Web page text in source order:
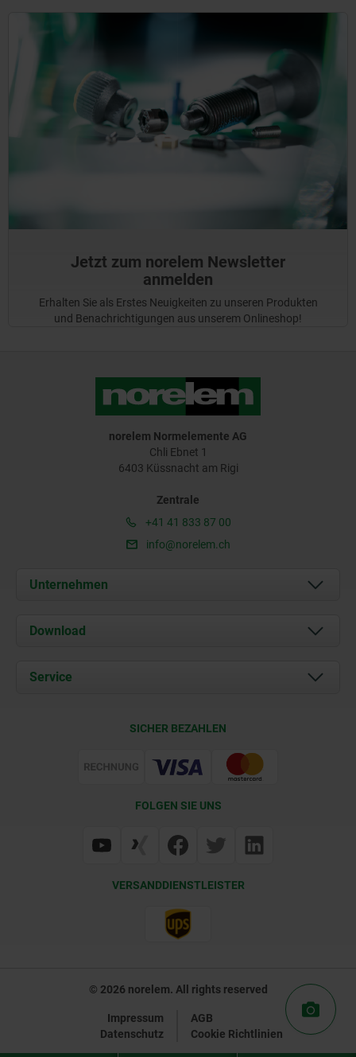
Jetzt zum norelem Newsletter
anmelden
Erhalten Sie als Erstes Neuigkeiten zu unseren Produkten
und Benachrichtigungen aus unserem Onlineshop!
norelem Normelemente AG
Chli Ebnet 1
6403 Küssnacht am Rigi
Zentrale
+41 41 833 87 00
info@norelem.ch
Unternehmen
Über uns
Kontakt
Download
Dokumente
Service
SICHER BEZAHLEN
FOLGEN SIE UNS
VERSANDDIENSTLEISTER
© 2026 norelem. All rights reserved
Impressum
AGB
Datenschutz
Cookie Richtlinien